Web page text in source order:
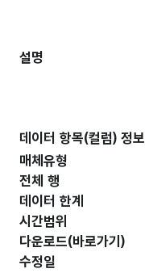
설명
데이터 항목(컬럼) 정보
매체유형
전체 행
데이터 한계
시간범위
다운로드(바로가기)
수정일